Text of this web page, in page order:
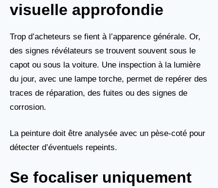
visuelle approfondie
Trop d’acheteurs se fient à l’apparence générale. Or,
des signes révélateurs se trouvent souvent sous le
capot ou sous la voiture. Une inspection à la lumière
du jour, avec une lampe torche, permet de repérer des
traces de réparation, des fuites ou des signes de
corrosion.
La peinture doit être analysée avec un pèse-coté pour
détecter d’éventuels repeints.
Se focaliser uniquement